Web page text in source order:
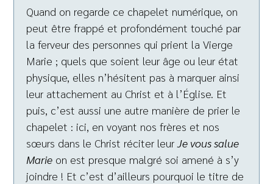
Quand on regarde ce chapelet numérique, on
peut être frappé et profondément touché par
la ferveur des personnes qui prient la Vierge
Marie ; quels que soient leur âge ou leur état
physique, elles n’hésitent pas à marquer ainsi
leur attachement au Christ et à l’Église. Et
puis, c’est aussi une autre manière de prier le
chapelet : ici, en voyant nos frères et nos
sœurs dans le Christ réciter leur Je vous salue
Marie on est presque malgré soi amené à s’y
joindre ! Et c’est d’ailleurs pourquoi le titre de